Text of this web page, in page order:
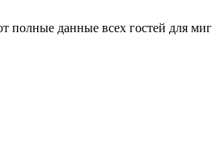
полные данные всех гостей для